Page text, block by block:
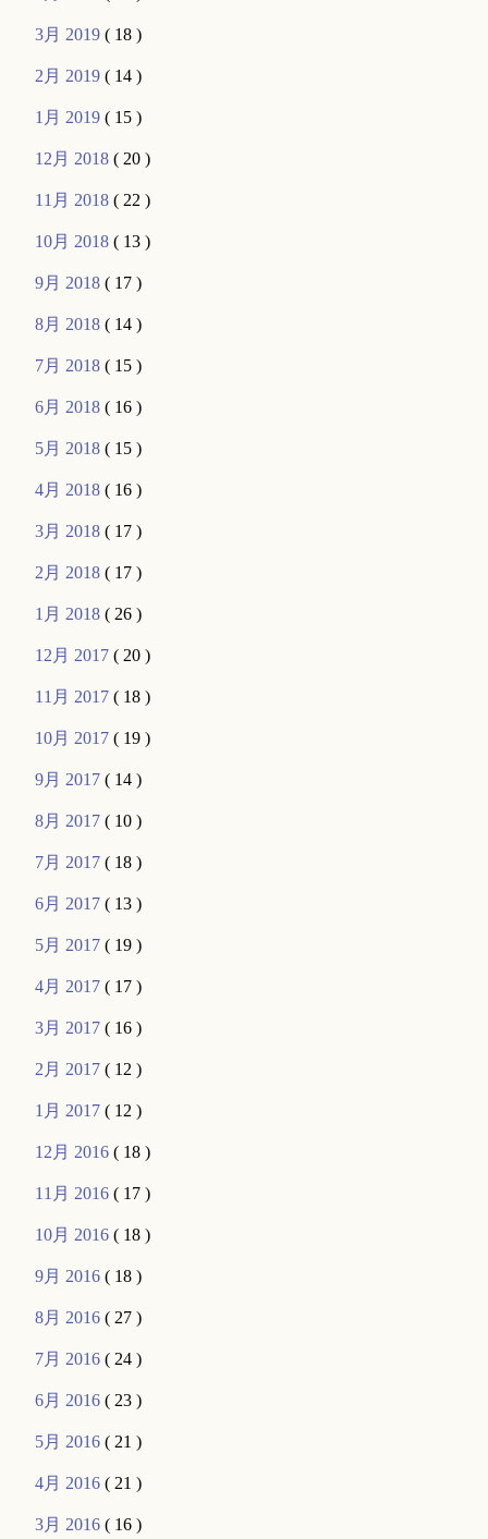
3月 2019( 18 )
2月 2019( 14 )
1月 2019( 15 )
12月 2018( 20 )
11月 2018( 22 )
10月 2018( 13 )
9月 2018( 17 )
8月 2018( 14 )
7月 2018( 15 )
6月 2018( 16 )
5月 2018( 15 )
4月 2018( 16 )
3月 2018( 17 )
2月 2018( 17 )
1月 2018( 26 )
12月 2017( 20 )
11月 2017( 18 )
10月 2017( 19 )
9月 2017( 14 )
8月 2017( 10 )
7月 2017( 18 )
6月 2017( 13 )
5月 2017( 19 )
4月 2017( 17 )
3月 2017( 16 )
2月 2017( 12 )
1月 2017( 12 )
12月 2016( 18 )
11月 2016( 17 )
10月 2016( 18 )
9月 2016( 18 )
8月 2016( 27 )
7月 2016( 24 )
6月 2016( 23 )
5月 2016( 21 )
4月 2016( 21 )
3月 2016( 16 )